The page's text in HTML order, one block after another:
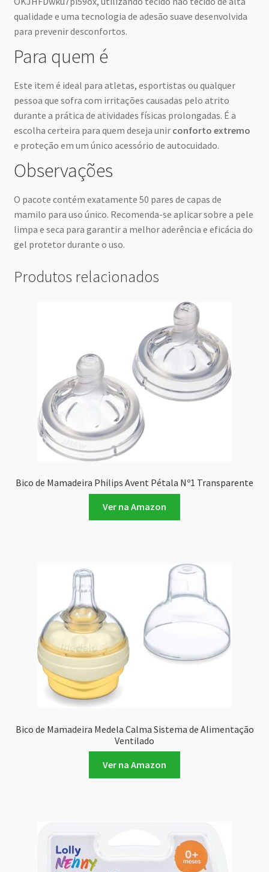
qualidade e uma tecnologia de adesão suave desenvolvida
para prevenir desconfortos.
Para quem é
Este item é ideal para atletas, esportistas ou qualquer
pessoa que sofra com irritações causadas pelo atrito
durante a prática de atividades físicas prolongadas. É a
escolha certeira para quem deseja unir conforto extremo
e proteção em um único acessório de autocuidado.
Observações
O pacote contém exatamente 50 pares de capas de
mamilo para uso único. Recomenda-se aplicar sobre a pele
limpa e seca para garantir a melhor aderência e eficácia do
gel protetor durante o uso.
Produtos relacionados
Bico de Mamadeira Philips Avent Pétala Nº1 Transparente
Ver na Amazon
Bico de Mamadeira Medela Calma Sistema de Alimentação
Ventilado
Ver na Amazon